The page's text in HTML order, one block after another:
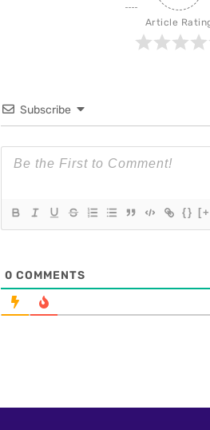
Article
Subscribe
{}
0 COMMENTS